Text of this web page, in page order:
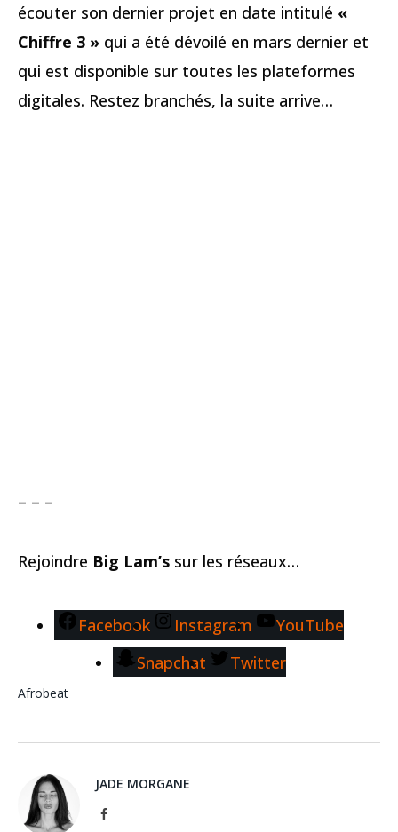
écouter son dernier projet en date intitulé «
Chiffre 3 » qui a été dévoilé en mars dernier et
qui est disponible sur toutes les plateformes
digitales. Restez branchés, la suite arrive…
– – –
Rejoindre Big Lam’s sur les réseaux…
Facebook Instagram
YouTube
Snapchat
Twitter
Afrobeat
JADE MORGANE
Facebook